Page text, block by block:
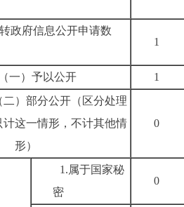
政府信息公开申请数
（一）予以公开
二）部分公开 （区分处理
计这一情形，不计其他情
形）
1.属于国家秘
密